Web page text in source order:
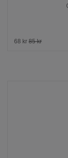
68 kr 85 kr